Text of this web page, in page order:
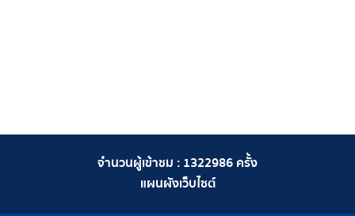
จำนวนผู้เข้าชม : 1322986 ครั้ง
แผนผังเว็บไซต์